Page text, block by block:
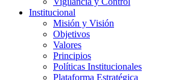
Institucional
Misión y Visión
Objetivos
Valores
Principios
Políticas Institucionales
Plataforma Estratégica